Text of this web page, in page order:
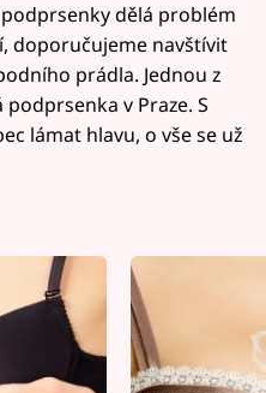
dělá problém
doporučujeme navštívit
prádla. Jednou z
v Praze. S
lámat hlavu, o vše se už